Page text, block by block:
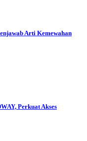
Arti Kemewahan
Perkuat Akses